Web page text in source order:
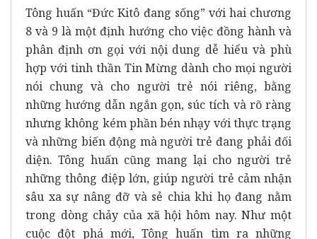
Tông huấn “Đức Kitô đang sống” với hai chương
8 và 9 là một định hướng cho việc đồng hành và
phân định ơn gọi với nội dung dễ hiểu và phù
hợp với tinh thần Tin Mừng dành cho mọi người
nói chung và cho người trẻ nói riêng, bằng
những hướng dẫn ngắn gọn, súc tích và rõ ràng
nhưng không kém phần bén nhạy với thực trạng
và những biến động mà người trẻ đang phải đối
diện. Tông huấn cũng mang lại cho người trẻ
những thông điệp lớn, giúp người trẻ cảm nhận
sâu xa sự nâng đỡ và sẻ chia khi họ đang nằm
trong dòng chảy của xã hội hôm nay. Như một
cuộc đột phá mới, Tông huấn tìm ra những